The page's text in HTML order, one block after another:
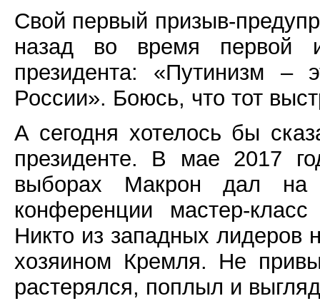
Свой первый призыв-
назад во время первой
президента: «Путинизм –
России». Боюсь, что тот
А сегодня хотелось бы
президенте. В мае 2017
выборах Макрон дал
конференции мастер-
Никто из западных лидеров
хозяином Кремля. Не
растерялся, поплыл и